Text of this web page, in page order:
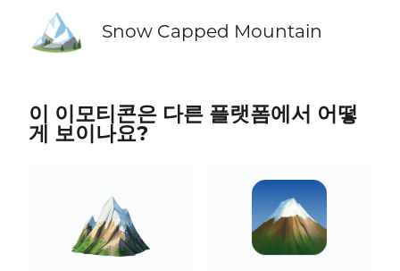
🏔️ Snow Capped Mountain
이 이모티콘은 다른 플랫폼에서 어떻
게 보이나요?